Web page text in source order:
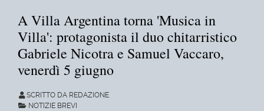
A Villa Argentina torna 'Musica in
Villa': protagonista il duo chitarristico
Gabriele Nicotra e Samuel Vaccaro,
venerdì 5 giugno
SCRITTO DA REDAZIONE
NOTIZIE BREVI